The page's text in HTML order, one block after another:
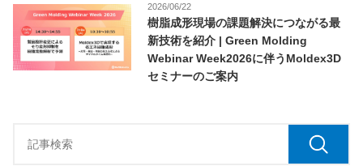
2026/06/22
樹脂成形現場の課題解決につながる最
新技術を紹介 | Green Molding
Webinar Week2026に伴うMoldex3D
セミナーのご案内